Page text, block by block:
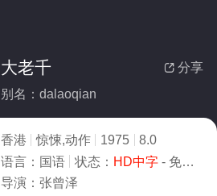
 分享
大老千
别名：dalaoqian
香港 惊悚,动作 1975
8.0
语言： 国语 状态： HD中字- 免费在线观看
导演： 张曾泽